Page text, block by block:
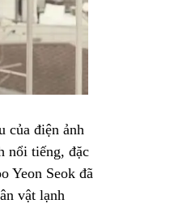
của điện ảnh
nổi tiếng, đặc
Yeon Seok đã
vật lạnh